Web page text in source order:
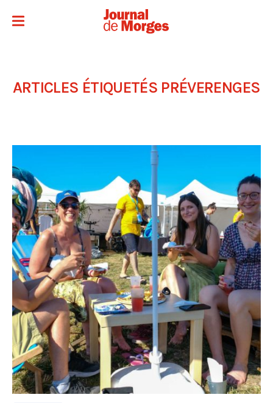
ARTICLES ÉTIQUETÉS PRÉVERENGES